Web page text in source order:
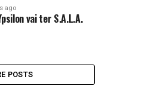
ago
vai ter S.A.L.A.
POSTS